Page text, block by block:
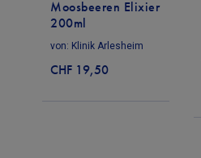
Moosbeeren Elixier
200ml
von: Klinik Arlesheim
CHF 19,50